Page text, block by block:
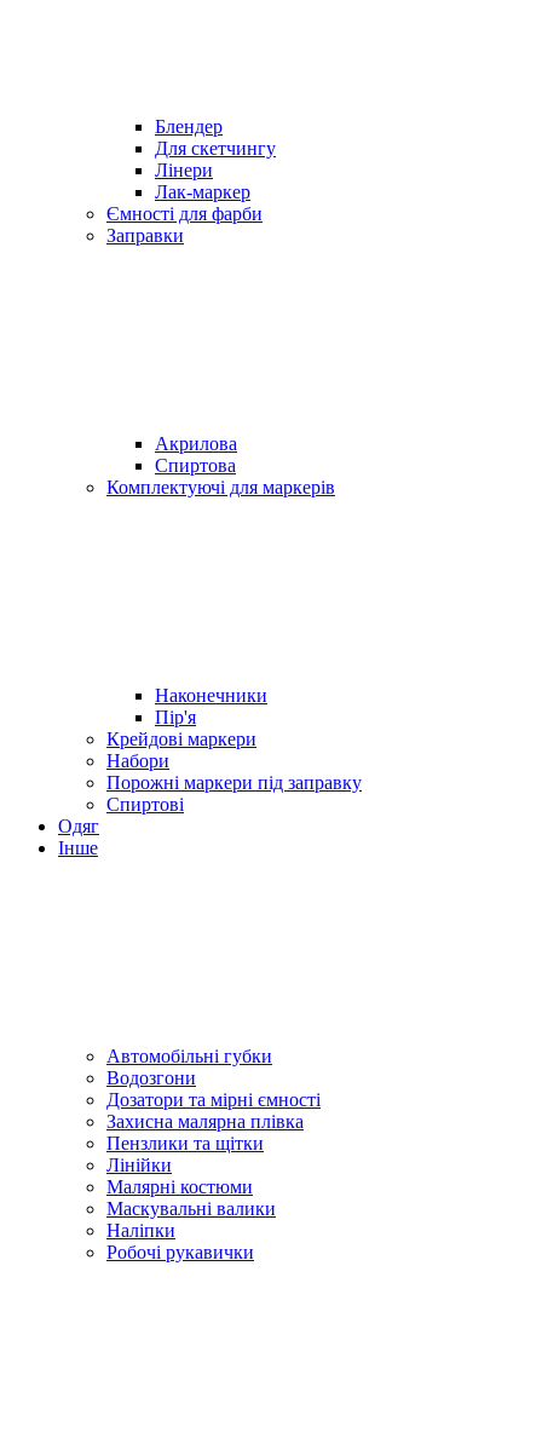
Блендер
Для скетчингу
Лінери
Лак-маркер
Ємності для фарби
Заправки
Акрилова
Спиртова
Комплектуючі для маркерів
Наконечники
Пір'я
Крейдові маркери
Набори
Порожні маркери під заправку
Спиртові
Одяг
Інше
Автомобільні губки
Водозгони
Дозатори та мірні ємності
Захисна малярна плівка
Пензлики та щітки
Лінійки
Малярні костюми
Маскувальні валики
Наліпки
Робочі рукавички